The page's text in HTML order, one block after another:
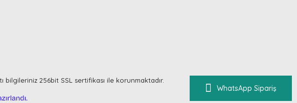
WhatsApp Sipariş
bilgileriniz 256bit SSL sertifikası ile korunmaktadır.